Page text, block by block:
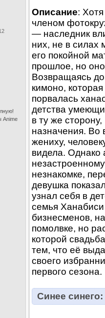
Описание:
членом
— наследник
них, не в силах
его покойной
прошлое, но
Возвращаясь
кимоно,
порвалась
детства
в ту же
назначения. Во
жениху,
видела. Однако
незнакомке,
девушка
узнал себя в
семья
бизнесменов,
помолвке, но
которой
тем, что её
своего
первого сезона.
Синее